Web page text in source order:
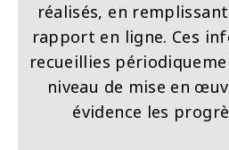
réalisés, en
rapport en ligne. Ces
recueillies
niveau de mise en
évidence les